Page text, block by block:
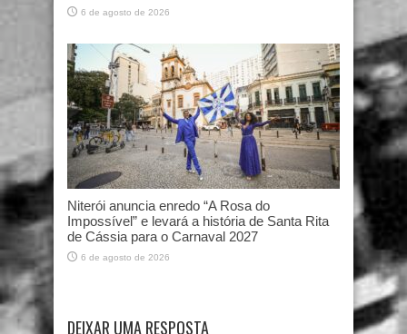
6 de agosto de 2026
Niterói anuncia enredo “A Rosa do
Impossível” e levará a história de Santa Rita
de Cássia para o Carnaval 2027
6 de agosto de 2026
DEIXAR UMA RESPOSTA